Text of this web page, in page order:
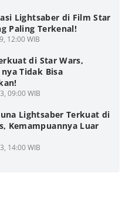
Lightsaber di Film Star
Paling Terkenal!
12:00 WIB
di Star Wars,
Tidak Bisa
09:00 WIB
Lightsaber Terkuat di
Kemampuannya Luar
14:00 WIB